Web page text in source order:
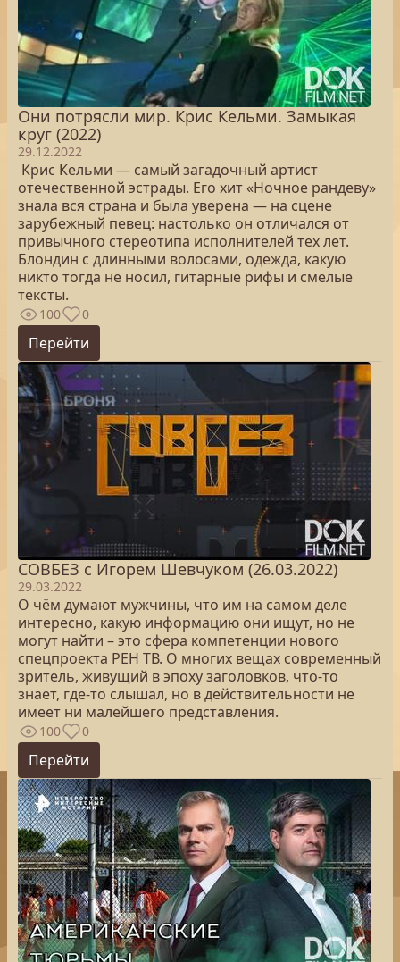
Они потрясли мир. Крис Кельми. Замыкая
круг (2022)
29.12.2022
Крис Кельми — самый загадочный артист
отечественной эстрады. Его хит «Ночное рандеву»
знала вся страна и была уверена — на сцене
зарубежный певец: настолько он отличался от
привычного стереотипа исполнителей тех лет.
Блондин с длинными волосами, одежда, какую
никто тогда не носил, гитарные рифы и смелые
тексты.
100 0
Перейти
СОВБЕЗ с Игорем Шевчуком (26.03.2022)
29.03.2022
О чём думают мужчины, что им на самом деле
интересно, какую информацию они ищут, но не
могут найти – это сфера компетенции нового
спецпроекта РЕН ТВ. О многих вещах современный
зритель, живущий в эпоху заголовков, что-то
знает, где-то слышал, но в действительности не
имеет ни малейшего представления.
100 0
Перейти